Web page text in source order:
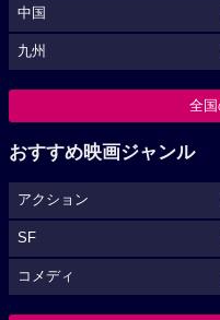
中国
九州
全
おすすめ映画ジャンル
アクション
SF
コメディ